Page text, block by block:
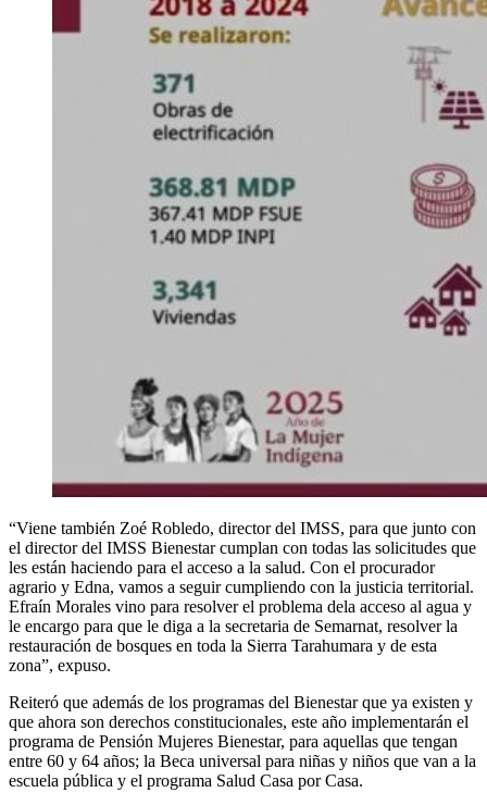
“Viene también Zoé Robledo, director del IMSS, para que junto con
el director del IMSS Bienestar cumplan con todas las solicitudes que
les están haciendo para el acceso a la salud. Con el procurador
agrario y Edna, vamos a seguir cumpliendo con la justicia territorial.
Efraín Morales vino para resolver el problema dela acceso al agua y
le encargo para que le diga a la secretaria de Semarnat, resolver la
restauración de bosques en toda la Sierra Tarahumara y de esta
zona”, expuso.
Reiteró que además de los programas del Bienestar que ya existen y
que ahora son derechos constitucionales, este año implementarán el
programa de Pensión Mujeres Bienestar, para aquellas que tengan
entre 60 y 64 años; la Beca universal para niñas y niños que van a la
escuela pública y el programa Salud Casa por Casa.